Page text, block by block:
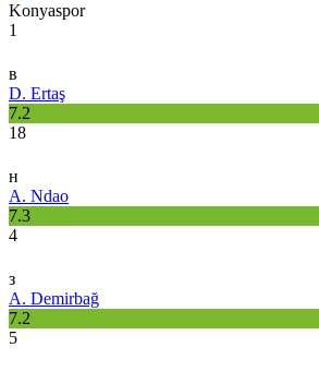
Konyaspor
1
в
D. Ertaş
7.2
18
н
A. Ndao
7.3
4
з
A. Demirbağ
7.2
5